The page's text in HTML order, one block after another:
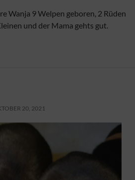
Wanja 9 Welpen geboren, 2 Rüden
und der Mama gehts gut.
20, 2021